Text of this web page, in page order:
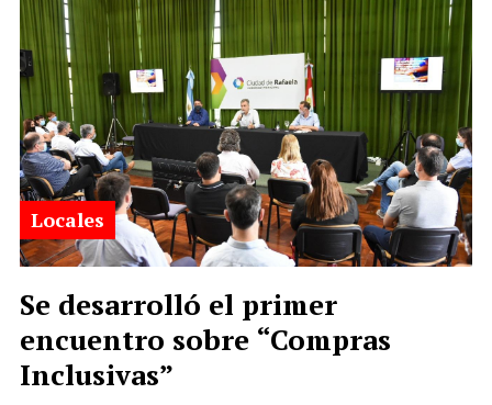
Se desarrolló el primer
encuentro sobre “Compras
Inclusivas”
Locales